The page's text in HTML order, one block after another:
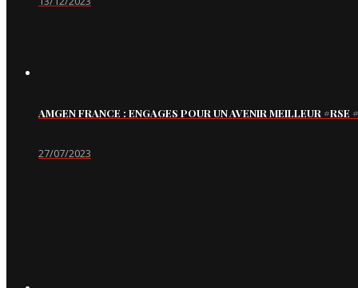
AMGEN FRANCE : ENGAGES POUR UN AVENIR MEILLEUR
27/07/2023